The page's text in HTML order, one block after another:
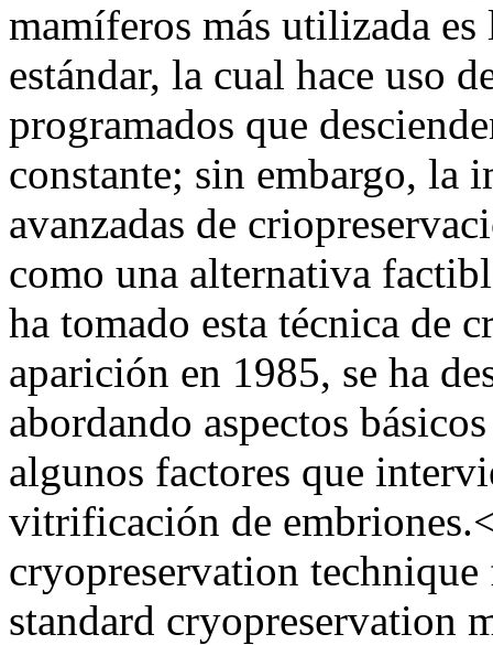
mamíferos más utilizada
estándar, la cual hace uso
programados que
constante; sin embargo, la
avanzadas de
como una alternativa
ha tomado esta técnica de
aparición en 1985, se ha
abordando aspectos
algunos factores que
vitrificación de
cryopreservation
standard cryopreservation